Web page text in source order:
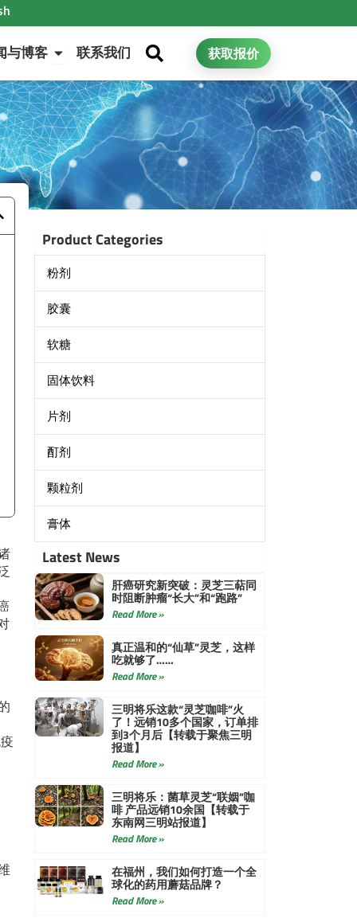
与博客 Open 新闻与博客
联系我们 获取报价
Product Categories
粉剂
胶囊
软糖
固体饮料
片剂
酊剂
颗粒剂
膏体
Latest News
肝癌研究新突破：灵芝三萜同
时阻断肿瘤“长大”和“跑路”
Read More »
真正温和的“仙草”灵芝，这样
吃就够了……
Read More »
三明将乐这款“灵芝咖啡”火
了！远销10多个国家，订单排
到3个月后【转载于聚焦三明
报道】
Read More »
三明将乐：菌草灵芝“联姻”咖
啡 产品远销10余国【转载于
东南网三明站报道】
Read More »
在福州，我们如何打造一个全
球化的药用蘑菇品牌？
Read More »